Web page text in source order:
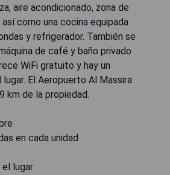
aire acondicionado, zona de
como una cocina equipada
y refrigerador. También se
de café y baño privado
WiFi gratuito y hay un
El Aeropuerto Al Massira
km de la propiedad.
en cada unidad
lugar